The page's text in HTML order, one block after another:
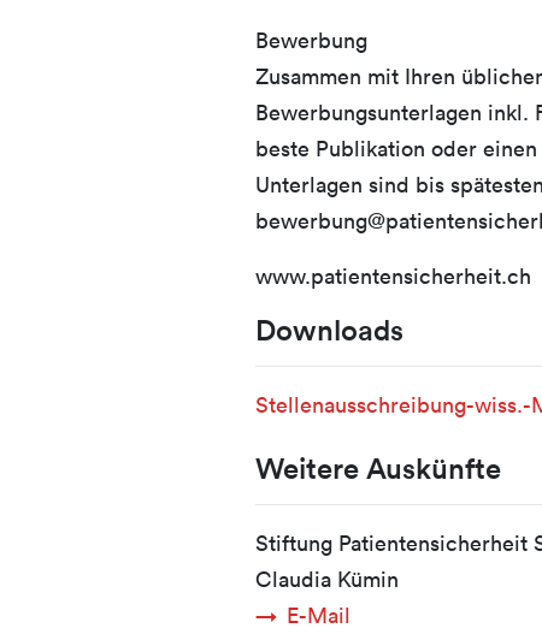
Bewerbung
Zusammen mit Ihren
Bewerbungsunterlagen inkl.
beste Publikation oder
Unterlagen sind bis
www.patientensicherheit.ch
Downloads
Stellenausschreibung-
Weitere Auskünfte
Stiftung Patientensicherheit
Claudia Kümin
E-Mail